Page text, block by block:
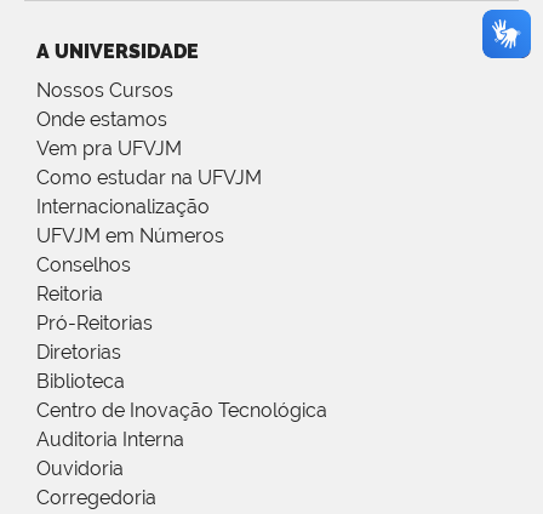
A UNIVERSIDADE
Nossos Cursos
Onde estamos
Vem pra UFVJM
Como estudar na UFVJM
Internacionalização
UFVJM em Números
Conselhos
Reitoria
Pró-Reitorias
Diretorias
Biblioteca
Centro de Inovação Tecnológica
Auditoria Interna
Ouvidoria
Corregedoria